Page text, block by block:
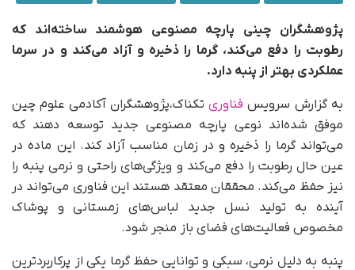
پژوهشگران چینی پارچه مصنوعی هوشمند ساخته‌اند که
رطوبت را دفع می‌کند، گرما را ذخیره و آزاد می‌کند و در سرما
عملکردی بهتر از پنبه دارد.
به گزارش سرویس فناوری تکناک،پژوهشگران آکادمی علوم چین
موفق شده‌اند نوعی پارچه مصنوعی جدید توسعه دهند که
می‌تواند گرما را ذخیره و در زمان مناسب آزاد کند. این ماده در
عین حال رطوبت را دفع می‌کند و ویژگی‌های راحتی و نرمی پنبه را
نیز حفظ می‌کند. محققان معتقد هستند این فناوری می‌تواند در
آینده به تولید نسل جدید لباس‌های زمستانی و پوشاک
مخصوص فعالیت‌های فضای باز منجر شود.
پنبه به دلیل نرمی، سبکی و توانایی حفظ گرما یکی از پرکاربردترین